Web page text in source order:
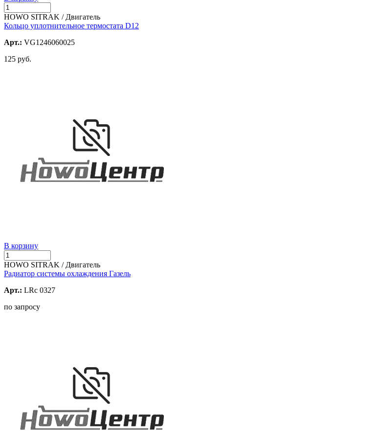
HOWO SITRAK / Двигатель
Кольцо уплотнительное термостата D12
Арт.: VG1246060025
125 руб.
В корзину
HOWO SITRAK / Двигатель
Радиатор системы охлаждения Газель
Арт.: LRc 0327
по запросу